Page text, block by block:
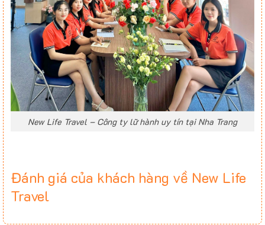
New Life Travel – Công ty lữ hành uy tín tại Nha Trang
Đánh giá của khách hàng về New Life
Travel